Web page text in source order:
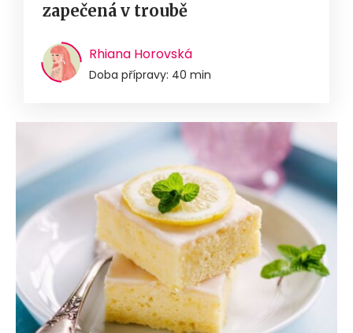
zapečená v troubě
Rhiana Horovská
Doba přípravy: 40 min